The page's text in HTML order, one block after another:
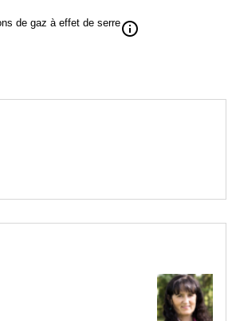
de gaz à effet de serreinfo